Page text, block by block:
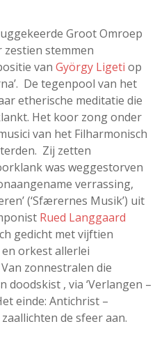
Groot Omroep
stemmen
van György Ligeti op
De tegenpool van het
etherische meditatie die
Het koor zong onder
van het Filharmonisch
Zij zetten
was weggestorven
verrassing,
(‘Sfærernes Musik’) uit
Rued Langgaard
gedicht met vijftien
orkest allerlei
zonnestralen die
doodskist , via ‘Verlangen –
einde: Antichrist –
de sfeer aan.